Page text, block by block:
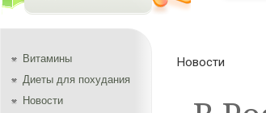
Витамины
Диеты для похудания
Новости
Новости